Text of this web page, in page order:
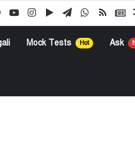
PinterestYouTubeInstagramGoogle Play
TelegramWhatsApp
RSS
Mock Tests Hot Ask